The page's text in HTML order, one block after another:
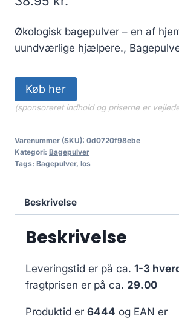
Økologisk bagepulver – en af
uundværlige hjælpere.,
Køb her
(sponsoreret indhold og priserne er
Varenummer (SKU): 0d0720f98ebe
Kategori: Bagepulver
Tags: Bagepulver, los
Beskrivelse
Beskrivelse
Leveringstid er på ca. 1-3
fragtprisen er på ca. 29.00
Produktid er 6444 og EAN er